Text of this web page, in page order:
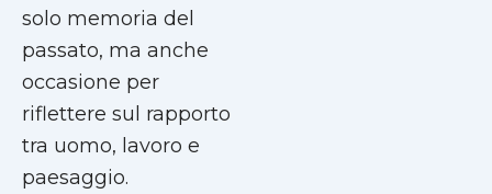
solo memoria del
passato, ma anche
occasione per
riflettere sul rapporto
tra uomo, lavoro e
paesaggio.